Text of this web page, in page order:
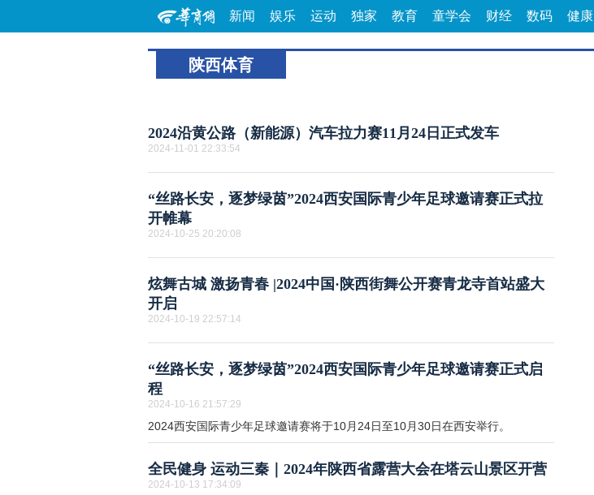
新闻 娱乐 运动 独家 教育 童学会 财经 数码 健康
陕西体育
2024沿黄公路（新能源）汽车拉力赛11月24日正式发车
2024-11-01 22:33:54
“丝路长安，逐梦绿茵”2024西安国际青少年足球邀请赛正式拉
开帷幕
2024-10-25 20:20:08
炫舞古城 激扬青春 |2024中国·陕西街舞公开赛青龙寺首站盛大
开启
2024-10-19 22:57:14
“丝路长安，逐梦绿茵”2024西安国际青少年足球邀请赛正式启
程
2024-10-16 21:57:29
2024西安国际青少年足球邀请赛将于10月24日至10月30日在西安举行。
全民健身 运动三秦｜2024年陕西省露营大会在塔云山景区开营
2024-10-13 17:34:09